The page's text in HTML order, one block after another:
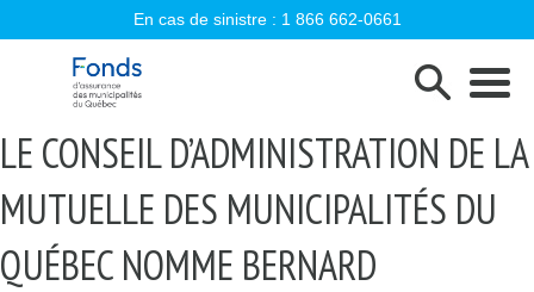
En cas de sinistre : 1 866 662-0661
Fonds d'assurance des municipalités
LE CONSEIL D’ADMINISTRATION DE LA
MUTUELLE DES MUNICIPALITÉS DU
QUÉBEC NOMME BERNARD